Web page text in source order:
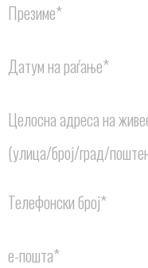
Презиме*
Датум на раѓање*
Целосна адреса на
(улица/број/град/
Телефонски број*
е-пошта*